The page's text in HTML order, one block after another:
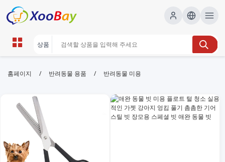
반려동물 미용 | XOOBAY B2B/B2C
반려동물미용,애견미용,고양이미용, wholesale 반려동
물 미용, XOOBAY
반려동물 미용 전문 샵으로 목욕, 컷트, 관리 서비스를 제공합니다. 위생
과 안전을 최우선으로 하며 온라인 예약으로 편리하게 이용 가능합니다.
합리적 가격과 친절한 서비스로 만족도를 높입니다.
홈페이지 / 반려동물 용품 / 반려동물 미용